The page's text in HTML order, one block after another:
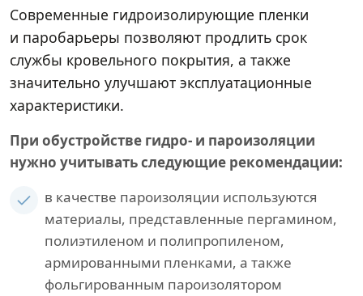
Современные гидроизолирующие пленки
и паробарьеры позволяют продлить срок
службы кровельного покрытия, а также
значительно улучшают эксплуатационные
характеристики.
При обустройстве гидро- и пароизоляции
нужно учитывать следующие рекомендации:
в качестве пароизоляции используются
материалы, представленные пергамином,
полиэтиленом и полипропиленом,
армированными пленками, а также
фольгированным пароизолятором